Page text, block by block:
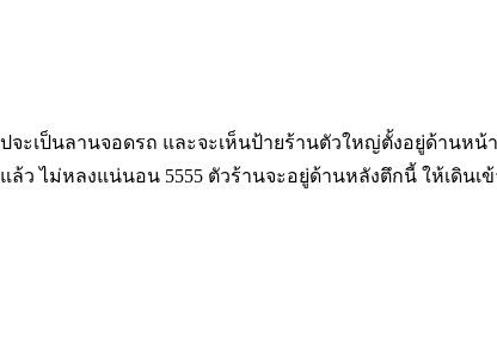
จะเป็นลานจอดรถ และจะเห็นป้ายร้านตัวใหญ่ตั้งอยู่ด้านห
ว ไม่หลงแน่นอน 5555 ตัวร้านจะอยู่ด้านหลังตึกนี้ ให้เดินเ